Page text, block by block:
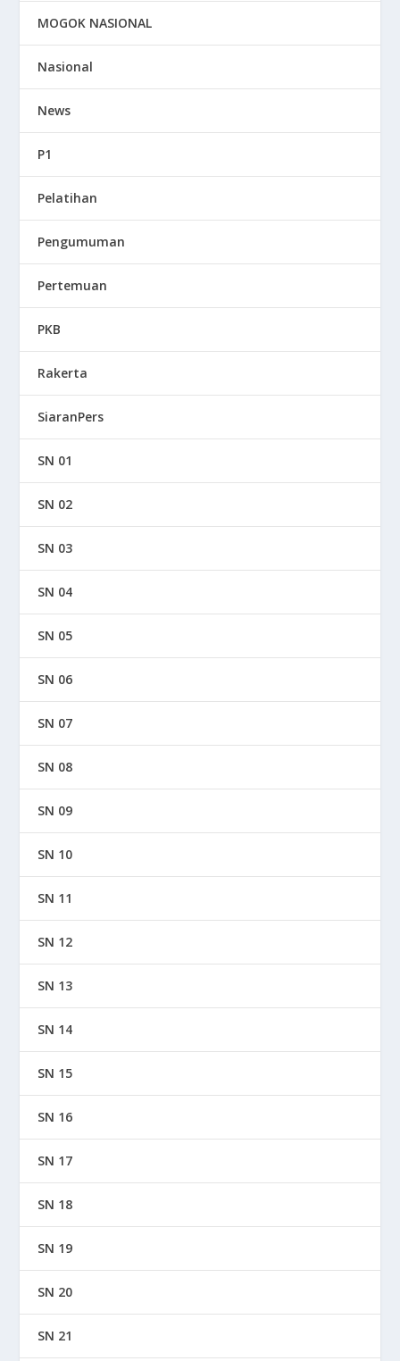
MOGOK NASIONAL
Nasional
News
P1
Pelatihan
Pengumuman
Pertemuan
PKB
Rakerta
SiaranPers
SN 01
SN 02
SN 03
SN 04
SN 05
SN 06
SN 07
SN 08
SN 09
SN 10
SN 11
SN 12
SN 13
SN 14
SN 15
SN 16
SN 17
SN 18
SN 19
SN 20
SN 21